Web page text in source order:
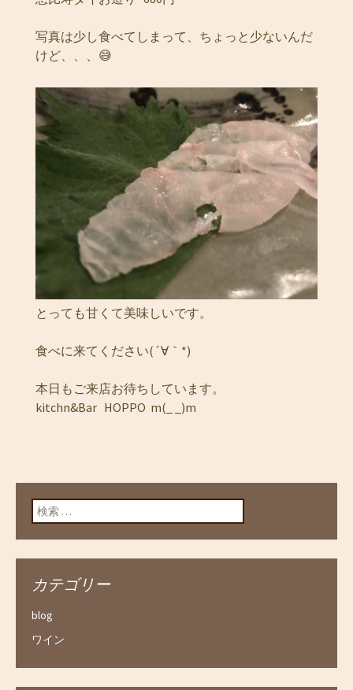
写真は少し食べてしまって、ちょっと少ないんだ
けど、、、😅
とっても甘くて美味しいです。
食べに来てください(´∀｀*)
本日もご来店お待ちしています。
kitchn&Bar HOPPO m(_ _)m
検索:
カテゴリー
blog
ワイン